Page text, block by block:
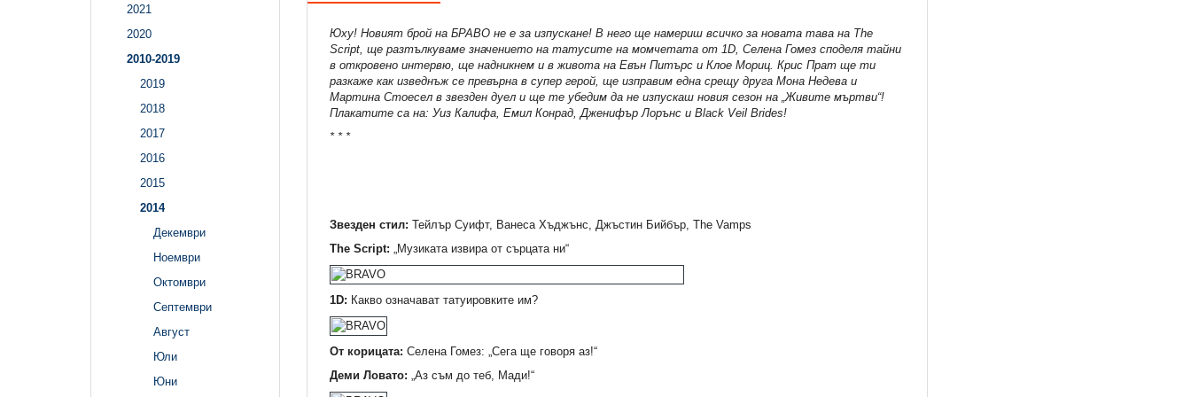
2021
2020
2010-2019
2019
2018
2017
2016
2015
2014
Декември
Ноември
Октомври
Септември
Август
Юли
Юни
Юху! Новият брой на БРАВО не е за изпускане! В него ще намериш всичко за новата тава на The
Script, ще разтълкуваме значението на татусите на момчетата от 1D, Селена Гомез споделя тайни
в откровено интервю, ще надникнем и в живота на Евън Питърс и Клое Мориц. Крис Прат ще ти
разкаже как изведнъж се превърна в супер герой, ще изправим една срещу друга Мона Недева и
Мартина Стоесел в звезден дуел и ще те убедим да не изпускаш новия сезон на „Живите мъртви“!
Плакатите са на: Уиз Калифа, Емил Конрад, Дженифър Лорънс и Black Veil Brides!
* * *
Звезден стил: Тейлър Суифт, Ванеса Хъджънс, Джъстин Бийбър, The Vamps
The Script: „Музиката извира от сърцата ни“
1D: Какво означават татуировките им?
От корицата: Селена Гомез: „Сега ще говоря аз!“
Деми Ловато: „Аз съм до теб, Мади!“